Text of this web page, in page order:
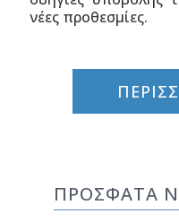
νέες προθεσμίες.
ΠΡΟΣΦΑΤΑ